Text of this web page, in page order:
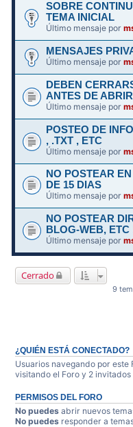
SOBRE
TEMA INICIAL
Último mensaje por
MENSAJES
Último mensaje por
DEBEN
ANTES DE
Último mensaje por
POSTEO DE
, .TXT , ETC
Último mensaje por
NO POSTEAR
DE 15 DIAS
Último mensaje por
NO POSTEAR
BLOG-WEB, ETC
Último mensaje por
Cerrado
9
¿QUIÉN ESTÁ CONECTADO?
Usuarios navegando por
visitando el Foro y 2 invitados
PERMISOS DEL FORO
No puedes abrir nuevos
No puedes responder a